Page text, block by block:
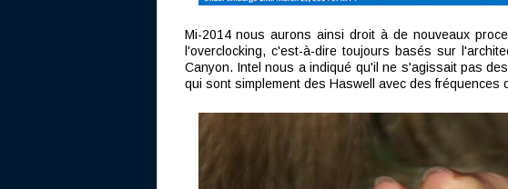
Mi-2014 nous aurons ainsi droit à de nouveaux
l'overclocking, c'est-à-dire toujours basés sur
Canyon. Intel nous a indiqué qu'il ne s'agissait pas
qui sont simplement des Haswell avec des fréquences